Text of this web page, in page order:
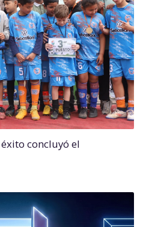
concluyó el